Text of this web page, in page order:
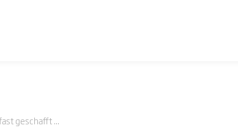
geschafft ...